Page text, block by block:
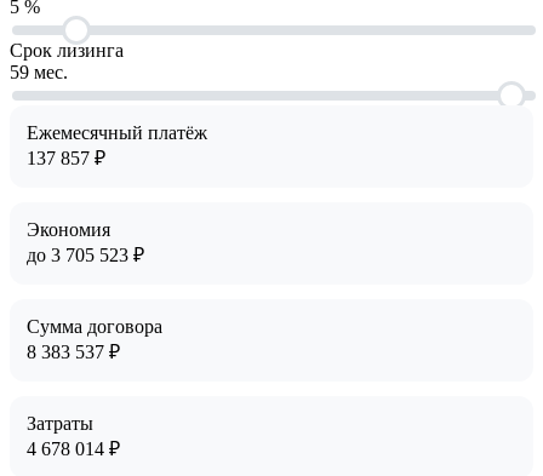
5 %
Срок лизинга
59 мес.
Ежемесячный платёж
137 857 ₽
Экономия
до 3 705 523 ₽
Сумма договора
8 383 537 ₽
Затраты
4 678 014 ₽